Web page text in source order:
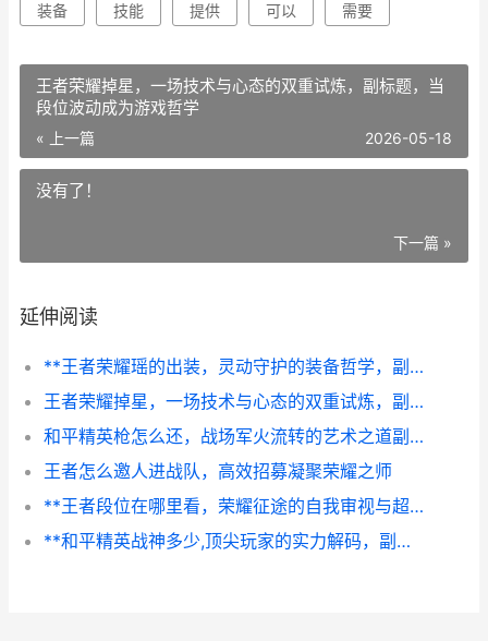
装备 技能 提供 可以 需要
王者荣耀掉星，一场技术与心态的双重试炼，副标题，当
段位波动成为游戏哲学
« 上一篇 2026-05-18
没有了！
下一篇 »
延伸阅读
**王者荣耀瑶的出装，灵动守护的装备哲学，副标题，从辅助装到神装的全方位解析**
王者荣耀掉星，一场技术与心态的双重试炼，副标题，当段位波动成为游戏哲学
和平精英枪怎么还，战场军火流转的艺术之道副标题
王者怎么邀人进战队，高效招募凝聚荣耀之师
**王者段位在哪里看，荣耀征途的自我审视与超越**
**和平精英战神多少,顶尖玩家的实力解码，副标题探秘巅峰段位的真实含金量**